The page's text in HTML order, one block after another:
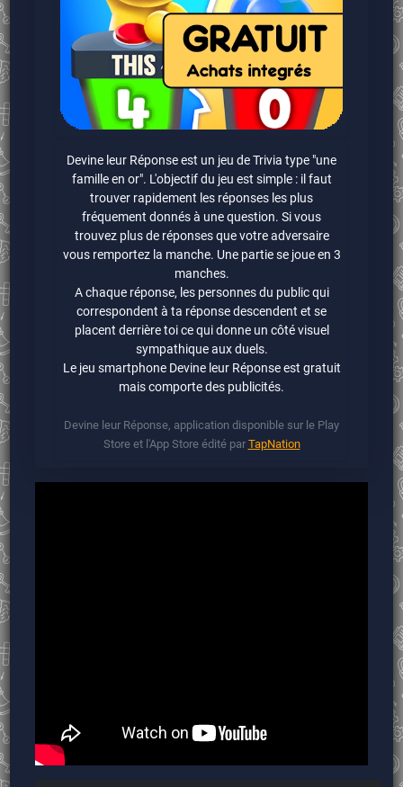
Devine leur Réponse est un jeu de Trivia type "une
famille en or". L'objectif du jeu est simple : il faut
trouver rapidement les réponses les plus
fréquement donnés à une question. Si vous
trouvez plus de réponses que votre adversaire
vous remportez la manche. Une partie se joue en 3
manches.
A chaque réponse, les personnes du public qui
correspondent à ta réponse descendent et se
placent derrière toi ce qui donne un côté visuel
sympathique aux duels.
Le jeu smartphone Devine leur Réponse est gratuit
mais comporte des publicités.
Devine leur Réponse, application disponible sur le Play
Store et l'App Store édité par TapNation